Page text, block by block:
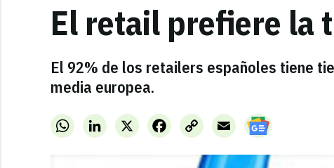
El retail prefiere la
El 92% de los retailers españoles tiene
media europea.
WhatsAppLinkedInX FacebookCopy
Link
Email